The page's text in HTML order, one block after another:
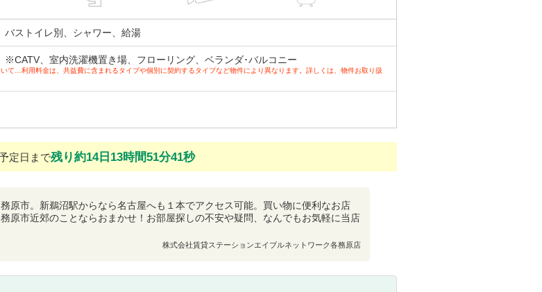
バストイレ別、シャワー、給湯
、室内洗濯機置き場、フローリング、ベランダ･バルコニー
て…利用料金は、共益費に含まれるタイプや個別に契約するタイプなど物件により異なります。詳しくは、物件お取り扱
定日まで残り約14日13時間51分40秒
原市。新鵜沼駅からなら名古屋へも１本でアクセス可能。買い物に便利なお店
原市近郊のことならおまかせ！お部屋探しの不安や疑問、なんでもお気軽に当店
株式会社賃貸ステーションエイブルネットワーク各務原店